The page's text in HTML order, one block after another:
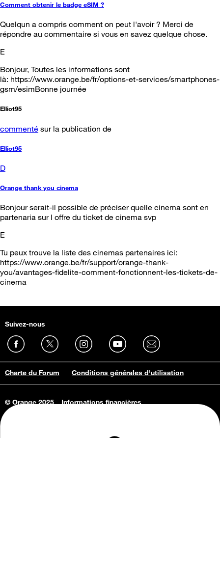
Comment obtenir le badge eSIM ?
Quelqun a compris comment on peut l'avoir ? Merci de
répondre au commentaire si vous en savez quelque chose.
E
Bonjour, Toutes les informations sont
là: https://www.orange.be/fr/options-et-services/smartphones-
gsm/esimBonne journée
Elliot95
commenté sur la publication de
Elliot95
D
Orange thank you cinema
Bonjour serait-il possible de préciser quelle cinema sont en
partenaria sur l offre du ticket de cinema svp
E
Tu peux trouve la liste des cinemas partenaires ici:
https://www.orange.be/fr/support/orange-thank-
you/avantages-fidelite-comment-fonctionnent-les-tickets-de-
cinema
Suivez-nous
Charte du Forum Conditions générales d'utilisation
© Orange 2025
Informations financières